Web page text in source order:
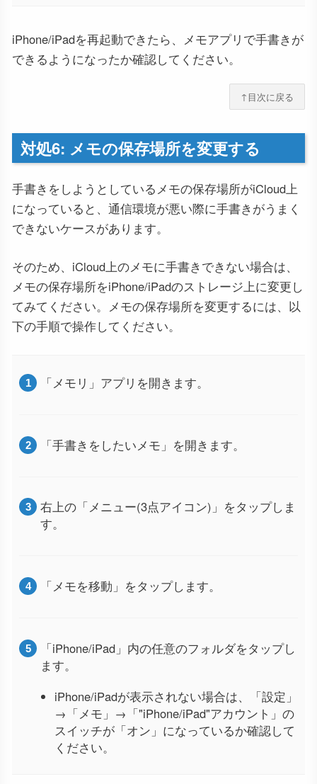
iPhone/iPadを再起動できたら、メモアプリで手書きが
できるようになったか確認してください。
↑目次に戻る
対処6: メモの保存場所を変更する
手書きをしようとしているメモの保存場所がiCloud上
になっていると、通信環境が悪い際に手書きがうまく
できないケースがあります。
そのため、iCloud上のメモに手書きできない場合は、
メモの保存場所をiPhone/iPadのストレージ上に変更し
てみてください。メモの保存場所を変更するには、以
下の手順で操作してください。
「メモリ」アプリを開きます。
「手書きをしたいメモ」を開きます。
右上の「メニュー(3点アイコン)」をタップしま
す。
「メモを移動」をタップします。
「iPhone/iPad」内の任意のフォルダをタップし
ます。
iPhone/iPadが表示されない場合は、「設定」
→「メモ」→「"iPhone/iPad"アカウント」の
スイッチが「オン」になっているか確認して
ください。